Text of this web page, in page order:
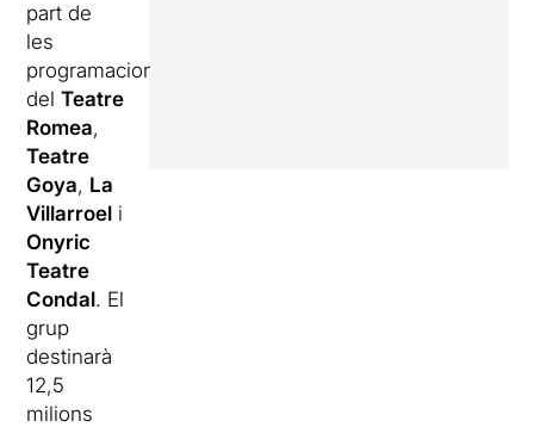
part de
les
programacions
delTeatre
Romea,
Teatre
Goya, La
Villarroel i
Onyric
Teatre
Condal. El
grup
destinarà
12,5
milions